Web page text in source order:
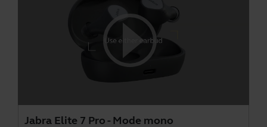
Jabra Elite 7 Pro - Mode mono